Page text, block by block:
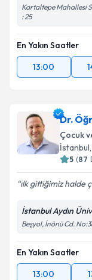
Kartaltepe Mahallesi
: 25
En Yakın Saatler
13:00
Dr.
Çocuk
İstanbul
5 (87
ılk gittiğimiz halde
İstanbul Aydın
Beşyol, İnönü Cd.
En Yakın Saatler
13:00